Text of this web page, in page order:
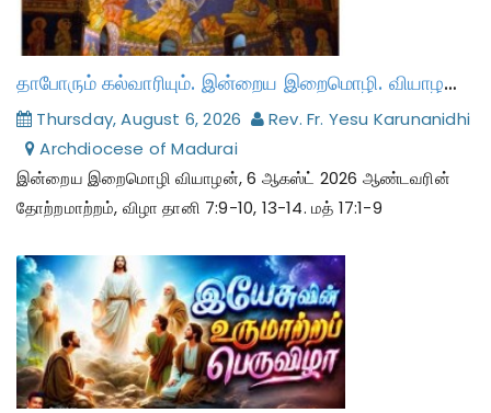
தாபோரும் கல்வாரியும். இன்றைய இறைமொழி. வியாழன், 6 ஆகஸ்ட் 2026.
Thursday, August 6, 2026
Rev. Fr. Yesu Karunanidhi
Archdiocese of Madurai
இன்றைய இறைமொழி வியாழன், 6 ஆகஸ்ட் 2026 ஆண்டவரின்
தோற்றமாற்றம், விழா தானி 7:9-10, 13-14. மத் 17:1-9